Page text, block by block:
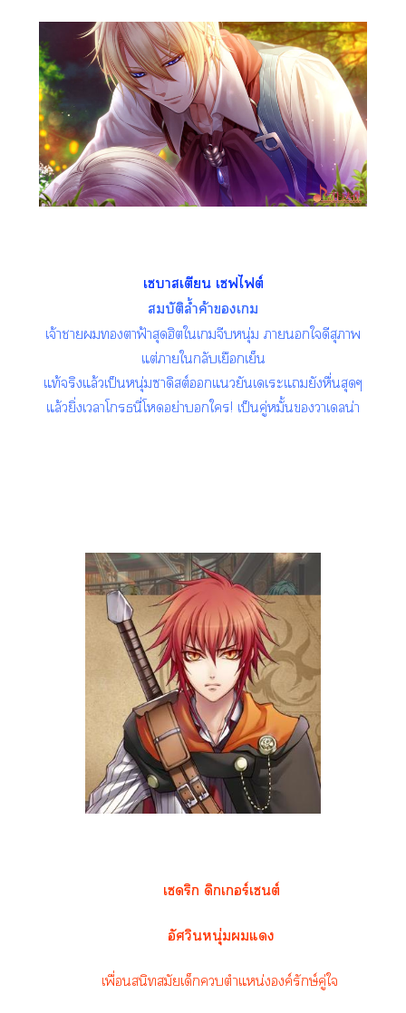
เาเตียน เฟไต์
สมบัติล้ำค้าเ
เจ้าาาฟ้าสุดฮิตใเจีบหนุ่ม าใดีสุภาพ
แต่าใกลับเยือกเย็น
แท้จริงแล้วเป็นหนุ่มซาดิสต์แยันเเะแยังหื่นสุดๆ
แล้วยิ่งเาโนี่โอย่าใ! เป็นคู่หมั้นาเลน่า
เดริก ดิกเอร์เต์
อัศวินหนุ่มแ
เพื่อนสนิทสมัยเด็กตำแหน่งองค์รักษ์คู่ใ